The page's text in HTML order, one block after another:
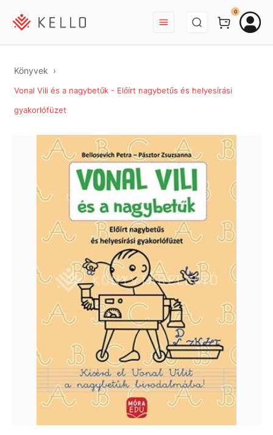
BEJELENTKEZÉS
0
Könyvek
Vonal Vili és a nagybetűk - Előírt nagybetűs és helyesírási
gyakorlófüzet